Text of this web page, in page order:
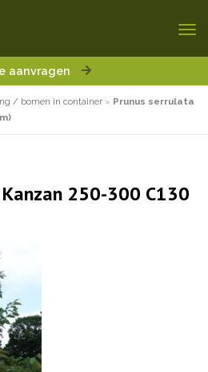
aanvragen
/ bomen in container » Prunus serrulata
250-300 C130